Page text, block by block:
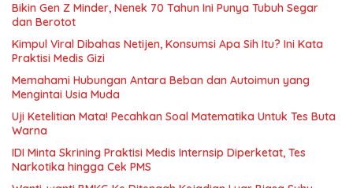
Bikin Gen Z Minder, Nenek 70 Tahun Ini Punya Tubuh Segar
dan Berotot
Kimpul Viral Dibahas Netijen, Konsumsi Apa Sih Itu? Ini Kata
Praktisi Medis Gizi
Memahami Hubungan Antara Beban dan Autoimun yang
Mengintai Usia Muda
Uji Ketelitian Mata! Pecahkan Soal Matematika Untuk Tes Buta
Warna
IDI Minta Skrining Praktisi Medis Internsip Diperketat, Tes
Narkotika hingga Cek PMS